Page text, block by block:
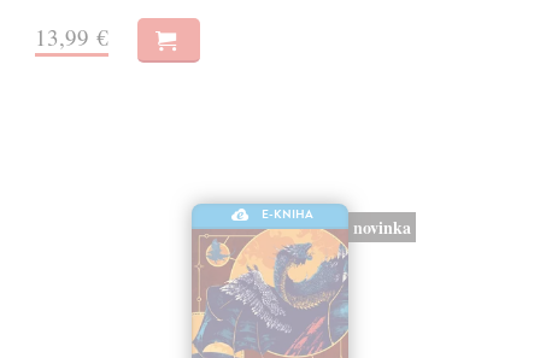
13,99 €
E-KNIHA
novinka